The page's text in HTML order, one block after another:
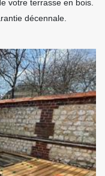
votre terrasse en bois.
décennale.